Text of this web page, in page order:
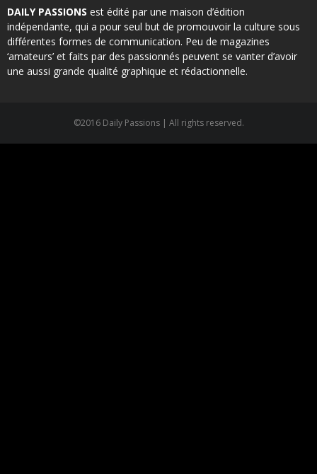
DAILY PASSIONS est édité par une maison d’édition
indépendante, qui a pour seul but de promouvoir la culture sous
différentes formes de communication. Peu de magazines
‘amateurs’ et faits par des passionnés peuvent se vanter d’avoir
une aussi grande qualité graphique et rédactionnelle.
©2016 Daily Passions | All rights reserved.